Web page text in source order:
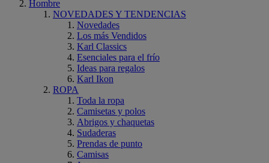
Hombre
NOVEDADES Y TENDENCIAS
Novedades
Los más Vendidos
Karl Classics
Esenciales para el frío
Ideas para regalos
Karl Ikon
ROPA
Toda la ropa
Camisetas y polos
Abrigos y chaquetas
Sudaderas
Prendas de punto
Camisas